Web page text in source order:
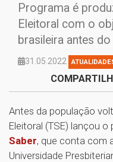
Programa é
Eleitoral com o
brasileira antes
31.05.2022
Antes da população
Eleitoral (TSE) lançou o
Saber, que conta com
Universidade